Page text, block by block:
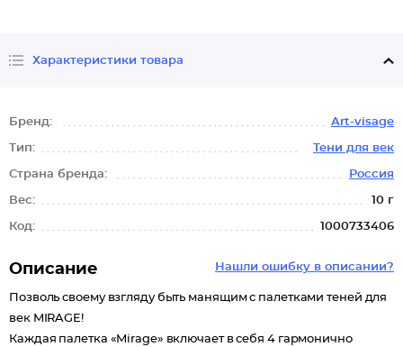
Характеристики товара
Бренд: Art-visage
Тип: Тени для век
Страна бренда: Россия
Вес: 10 г
Код: 1000733406
Нашли ошибку в описании?
Описание
Позволь своему взгляду быть манящим с палетками теней для
век MIRAGE!
Каждая палетка «Mirage» включает в себя 4 гармонично